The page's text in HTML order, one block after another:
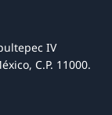
IV
C.P. 11000.